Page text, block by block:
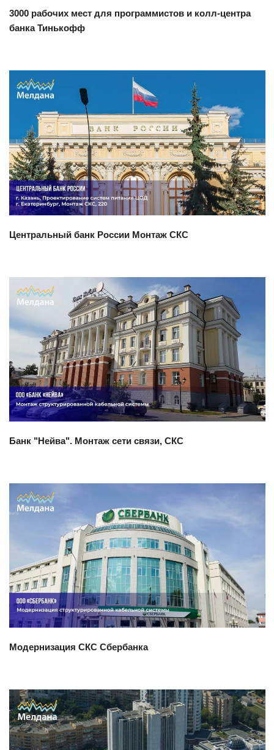
3000 рабочих мест для программистов и колл-центра
банка Тинькофф
Смотреть проект
Центральный банк России Монтаж СКС
Смотреть проект
Банк "Нейва". Монтаж сети связи, СКС
Смотреть проект
Модернизация СКС Сбербанка